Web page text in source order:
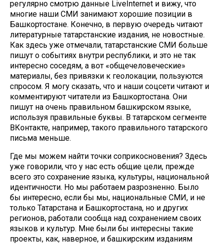
регулярно смотрю данные LiveInternet и вижу, что
многие наши СМИ занимают хорошие позиции в
Башкортостане. Конечно, в первую очередь читают
литературные татарстанские издания, не новостные.
Как здесь уже отмечали, татарстанские СМИ больше
пишут о событиях внутри республики, и это не так
интересно соседям, а вот «общечеловеческие»
материалы, без привязки к геолокации, пользуются
спросом. Я могу сказать, что и наши соцсети читают и
комментируют читатели из Башкортостана. Они
пишут на очень правильном башкирском языке,
используя правильные буквы. В татарском сегменте
ВКонтакте, например, такого правильного татарского
письма меньше.
Где мы можем найти точки соприкосновения? Здесь
уже говорили, что у нас есть общие цели, прежде
всего это сохранение языка, культуры, национальной
идентичности. Но мы работаем разрозненно. Было
бы интересно, если бы мы, национальные СМИ, и не
только Татарстана и Башкортостана, но и других
регионов, работали сообща над сохранением своих
языков и культур. Мне были бы интересны такие
проекты, как, наверное, и башкирским изданиям